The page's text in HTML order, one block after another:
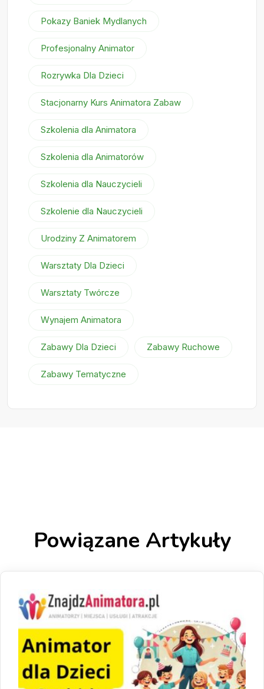
Pokazy Baniek Mydlanych
Profesjonalny Animator
Rozrywka Dla Dzieci
Stacjonarny Kurs Animatora Zabaw
Szkolenia dla Animatora
Szkolenia dla Animatorów
Szkolenia dla Nauczycieli
Szkolenie dla Nauczycieli
Urodziny Z Animatorem
Warsztaty Dla Dzieci
Warsztaty Twórcze
Wynajem Animatora
Zabawy Dla Dzieci Zabawy Ruchowe
Zabawy Tematyczne
Powiązane Artykuły